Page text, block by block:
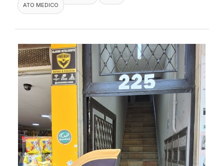
ATO MEDICO